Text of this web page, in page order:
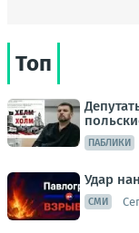
Топ
ПАБЛИКИ
Удар
СМИ